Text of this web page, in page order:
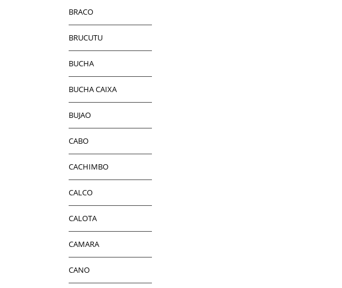
BRACO
BRUCUTU
BUCHA
BUCHA CAIXA
BUJAO
CABO
CACHIMBO
CALCO
CALOTA
CAMARA
CANO